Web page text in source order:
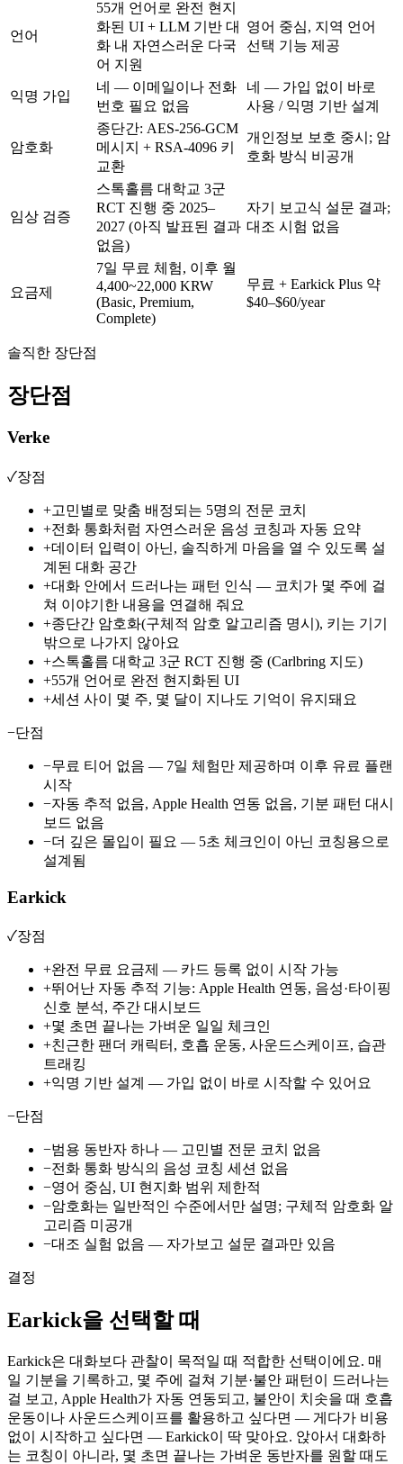
언어
55개 언어로 완전 현지
화된 UI + LLM 기반 대
화 내 자연스러운 다국
어 지원
영어 중심, 지역 언어
선택 기능 제공
익명 가입
네 — 이메일이나 전화
번호 필요 없음
네 — 가입 없이 바로
사용 / 익명 기반 설계
암호화
종단간: AES-256-GCM
메시지 + RSA-4096 키
교환
개인정보 보호 중시; 암
호화 방식 비공개
임상 검증
스톡홀름 대학교 3군
RCT 진행 중 2025–
2027 (아직 발표된 결과
없음)
자기 보고식 설문 결과;
대조 시험 없음
요금제
7일 무료 체험, 이후 월
4,400~22,000 KRW
(Basic, Premium,
Complete)
무료 + Earkick Plus 약
$40–$60/year
솔직한 장단점
장단점
Verke
✓장점
+고민별로 맞춤 배정되는 5명의 전문 코치
+전화 통화처럼 자연스러운 음성 코칭과 자동 요약
+데이터 입력이 아닌, 솔직하게 마음을 열 수 있도록 설
계된 대화 공간
+대화 안에서 드러나는 패턴 인식 — 코치가 몇 주에 걸
쳐 이야기한 내용을 연결해 줘요
+종단간 암호화(구체적 암호 알고리즘 명시), 키는 기기
밖으로 나가지 않아요
+스톡홀름 대학교 3군 RCT 진행 중 (Carlbring 지도)
+55개 언어로 완전 현지화된 UI
+세션 사이 몇 주, 몇 달이 지나도 기억이 유지돼요
−단점
−무료 티어 없음 — 7일 체험만 제공하며 이후 유료 플랜
시작
−자동 추적 없음, Apple Health 연동 없음, 기분 패턴 대시
보드 없음
−더 깊은 몰입이 필요 — 5초 체크인이 아닌 코칭용으로
설계됨
Earkick
✓장점
+완전 무료 요금제 — 카드 등록 없이 시작 가능
+뛰어난 자동 추적 기능: Apple Health 연동, 음성·타이핑
신호 분석, 주간 대시보드
+몇 초면 끝나는 가벼운 일일 체크인
+친근한 팬더 캐릭터, 호흡 운동, 사운드스케이프, 습관
트래킹
+익명 기반 설계 — 가입 없이 바로 시작할 수 있어요
−단점
−범용 동반자 하나 — 고민별 전문 코치 없음
−전화 통화 방식의 음성 코칭 세션 없음
−영어 중심, UI 현지화 범위 제한적
−암호화는 일반적인 수준에서만 설명; 구체적 암호화 알
고리즘 미공개
−대조 실험 없음 — 자가보고 설문 결과만 있음
결정
Earkick을 선택할 때
Earkick은 대화보다 관찰이 목적일 때 적합한 선택이에요. 매
일 기분을 기록하고, 몇 주에 걸쳐 기분·불안 패턴이 드러나는
걸 보고, Apple Health가 자동 연동되고, 불안이 치솟을 때 호흡
운동이나 사운드스케이프를 활용하고 싶다면 — 게다가 비용
없이 시작하고 싶다면 — Earkick이 딱 맞아요. 앉아서 대화하
는 코칭이 아니라, 몇 초면 끝나는 가벼운 동반자를 원할 때도